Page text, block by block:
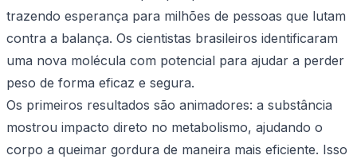
trazendo esperança para milhões de pessoas que lutam
contra a balança. Os cientistas brasileiros identificaram
uma nova molécula com potencial para ajudar a perder
peso de forma eficaz e segura.
Os primeiros resultados são animadores: a substância
mostrou impacto direto no metabolismo, ajudando o
corpo a queimar gordura de maneira mais eficiente. Isso